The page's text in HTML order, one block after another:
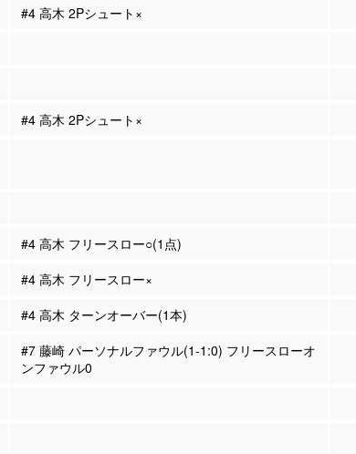
#4 高木 2Pシュート×
#4 高木 2Pシュート×
#4 高木 フリースロー○(1点)
#4 高木 フリースロー×
#4 高木 ターンオーバー(1本)
#7 藤崎 パーソナルファウル(1-1:0) フリースローオ
ンファウル0